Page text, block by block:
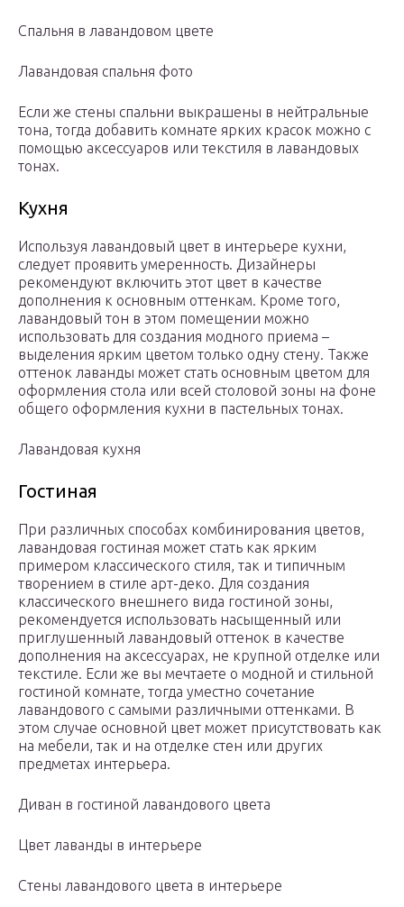
Спальня в лавандовом цвете
Лавандовая спальня фото
Если же стены спальни выкрашены в нейтральные
тона, тогда добавить комнате ярких красок можно с
помощью аксессуаров или текстиля в лавандовых
тонах.
Кухня
Используя лавандовый цвет в интерьере кухни,
следует проявить умеренность. Дизайнеры
рекомендуют включить этот цвет в качестве
дополнения к основным оттенкам. Кроме того,
лавандовый тон в этом помещении можно
использовать для создания модного приема –
выделения ярким цветом только одну стену. Также
оттенок лаванды может стать основным цветом для
оформления стола или всей столовой зоны на фоне
общего оформления кухни в пастельных тонах.
Лавандовая кухня
Гостиная
При различных способах комбинирования цветов,
лавандовая гостиная может стать как ярким
примером классического стиля, так и типичным
творением в стиле арт-деко. Для создания
классического внешнего вида гостиной зоны,
рекомендуется использовать насыщенный или
приглушенный лавандовый оттенок в качестве
дополнения на аксессуарах, не крупной отделке или
текстиле. Если же вы мечтаете о модной и стильной
гостиной комнате, тогда уместно сочетание
лавандового с самыми различными оттенками. В
этом случае основной цвет может присутствовать как
на мебели, так и на отделке стен или других
предметах интерьера.
Диван в гостиной лавандового цвета
Цвет лаванды в интерьере
Стены лавандового цвета в интерьере